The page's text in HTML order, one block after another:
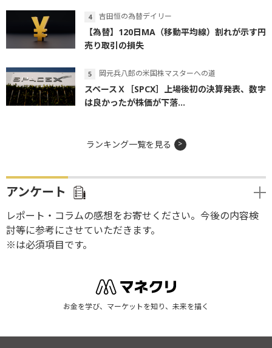
吉田恒の為替デイリー
【為替】120日MA（移動平均線）割れが示す円
売り取引の損失
岡元兵八郎の米国株マスターへの道
スペースＸ［SPCX］上場後初の決算発表、数字
は良かったが株価が下落...
ランキング一覧を見る
アンケート
レポート・コラムの感想をお寄せください。今後の内容検
討等に参考にさせていただきます。
※は必須項目です。
お金を学び、マーケットを知り、未来を描く